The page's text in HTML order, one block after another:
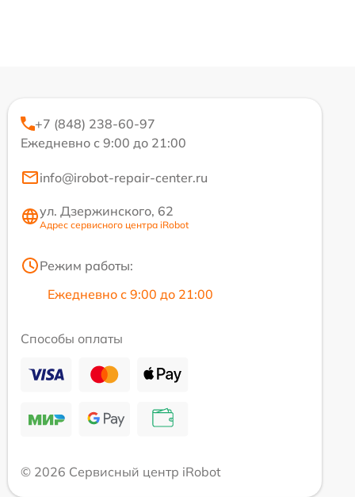
+7 (848) 238-60-97
Ежедневно с 9:00 до 21:00
info@irobot-repair-center.ru
ул. Дзержинского, 62
Адрес сервисного центра iRobot
Режим работы:
Ежедневно с 9:00 до 21:00
Способы оплаты
© 2026 Сервисный центр iRobot